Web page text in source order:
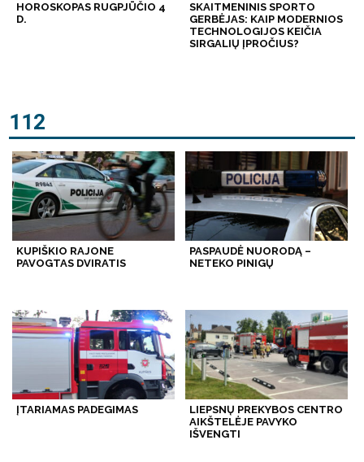
HOROSKOPAS RUGPJŪČIO 4
D.
SKAITMENINIS SPORTO
GERBĖJAS: KAIP MODERNIOS
TECHNOLOGIJOS KEIČIA
SIRGALIŲ ĮPROČIUS?
112
KUPIŠKIO RAJONE
PAVOGTAS DVIRATIS
PASPAUDĖ NUORODĄ –
NETEKO PINIGŲ
ĮTARIAMAS PADEGIMAS
LIEPSNŲ PREKYBOS CENTRO
AIKŠTELĖJE PAVYKO
IŠVENGTI